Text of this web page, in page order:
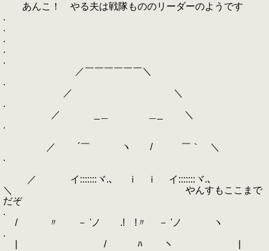
あんこ！ やる夫は戦隊もののリーダーのようです
.
.
.
.
.
／￣￣￣￣￣￣＼
.
／ ＼
.
／ _＿ ＿_ ＼
.
／ ´￣ ヽ / ￣｀ ＼
.
／ イ:::::::ヾ.､ ｉ ｉ イ:::::::ヾ.､
＼ やんすもここまで
だぞ
.
/ 〃 ゝ－ 'ノ .! !〃 ゝ－ 'ノ ヽ
.
| / ﾊ ヽ |